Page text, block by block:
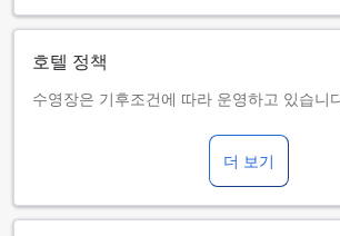
호텔 정책
수영장은 기후조건에 따라 운영하고 있습니
2023년 제품 친환경 책임 조례 개정안 초안
에서는 투숙객에게 일회용 플라스틱 제품을
않습니다.
더 보기